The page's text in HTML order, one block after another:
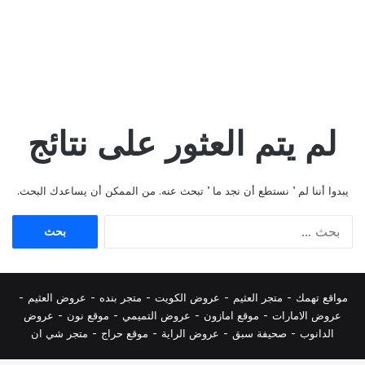
لم يتم العثور على نتائج
يبدوا أننا لم ’ نستطع أن نجد ما ’ تبحث عنه. من الممكن أن يساعدك البحث.
مواقع تهمك - متجر العثيم - عروض الكويت - متجر بنده - عروض العثيم -
عروض الامارات - موقع امازون - عروض التميمي - موقع نون - عروض
الدانوب - صحيفة سبق - عروض الراية - موقع حراج - متجر شي ان